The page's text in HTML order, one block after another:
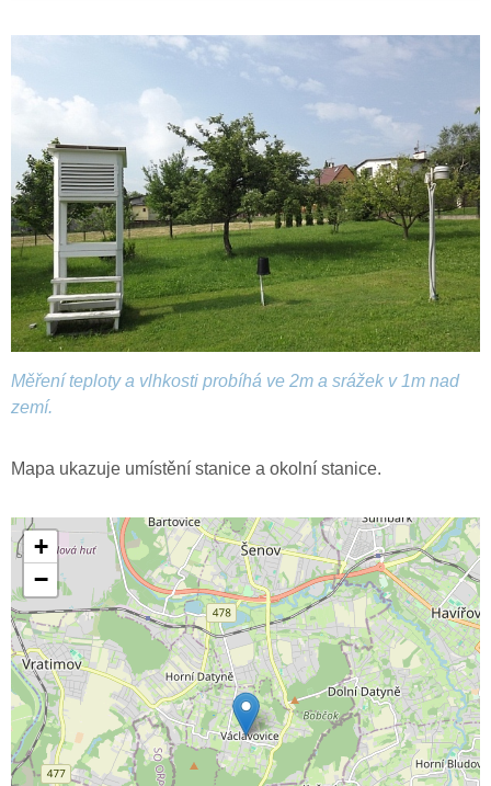
Měření teploty a vlhkosti probíhá ve 2m a srážek v 1m nad
zemí.
Mapa ukazuje umístění stanice a okolní stanice.
+
−